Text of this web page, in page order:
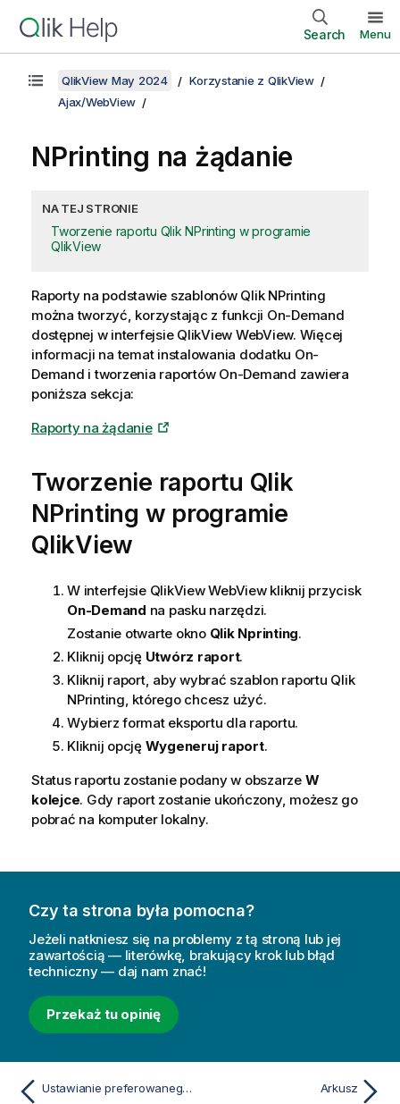
Search Menu
QlikView May 2024
Korzystanie z QlikView
Ajax/WebView
NPrinting na żądanie
NA TEJ STRONIE
Tworzenie raportu Qlik NPrinting w programie
QlikView
Raporty na podstawie szablonów Qlik NPrinting
można tworzyć, korzystając z funkcji On-Demand
dostępnej w interfejsie QlikView WebView. Więcej
informacji na temat instalowania dodatku On-
Demand i tworzenia raportów On-Demand zawiera
poniższa sekcja:
Raporty na żądanie
Tworzenie raportu Qlik
NPrinting w programie
QlikView
W interfejsie QlikView WebView kliknij przycisk
On-Demand na pasku narzędzi.
Zostanie otwarte okno Qlik Nprinting.
Kliknij opcję Utwórz raport.
Kliknij raport, aby wybrać szablon raportu Qlik
NPrinting, którego chcesz użyć.
Wybierz format eksportu dla raportu.
Kliknij opcję Wygeneruj raport.
Status raportu zostanie podany w obszarze W
kolejce. Gdy raport zostanie ukończony, możesz go
pobrać na komputer lokalny.
Czy ta strona była pomocna?
Jeżeli natkniesz się na problemy z tą stroną lub jej
zawartością — literówkę, brakujący krok lub błąd
techniczny — daj nam znać!
Przekaż tu opinię
Ustawianie preferowanego języka w AccessPoint Arkusz